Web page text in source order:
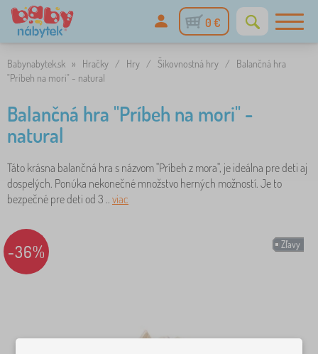
0 €
Babynabytek.sk » Hračky / Hry / Šikovnostná hry /
Balančná hra
"Príbeh na mori" - natural
Balančná hra "Príbeh na mori" -
natural
Táto krásna balančná hra s názvom "Príbeh z mora", je ideálna pre deti aj
dospelých. Ponúka nekonečné množstvo herných možností. Je to
bezpečné pre deti od 3 .. viac
Zľavy
-36%